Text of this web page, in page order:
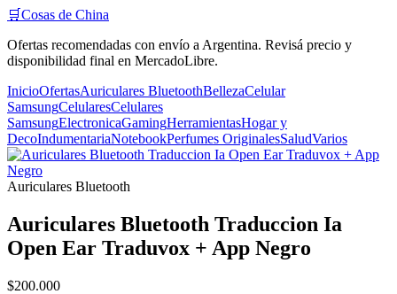
🛒Cosas de China
Ofertas recomendadas con envío a Argentina. Revisá precio y
disponibilidad final en MercadoLibre.
InicioOfertasAuriculares BluetoothBellezaCelular
SamsungCelularesCelulares
SamsungElectronicaGamingHerramientasHogar y
DecoIndumentariaNotebookPerfumes OriginalesSaludVarios
Auriculares Bluetooth
Auriculares Bluetooth Traduccion Ia
Open Ear Traduvox + App Negro
$200.000